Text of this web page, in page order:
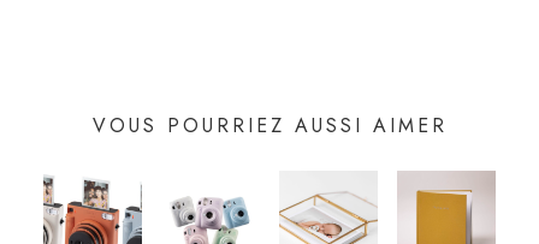
VOUS POURRIEZ AUSSI AIMER